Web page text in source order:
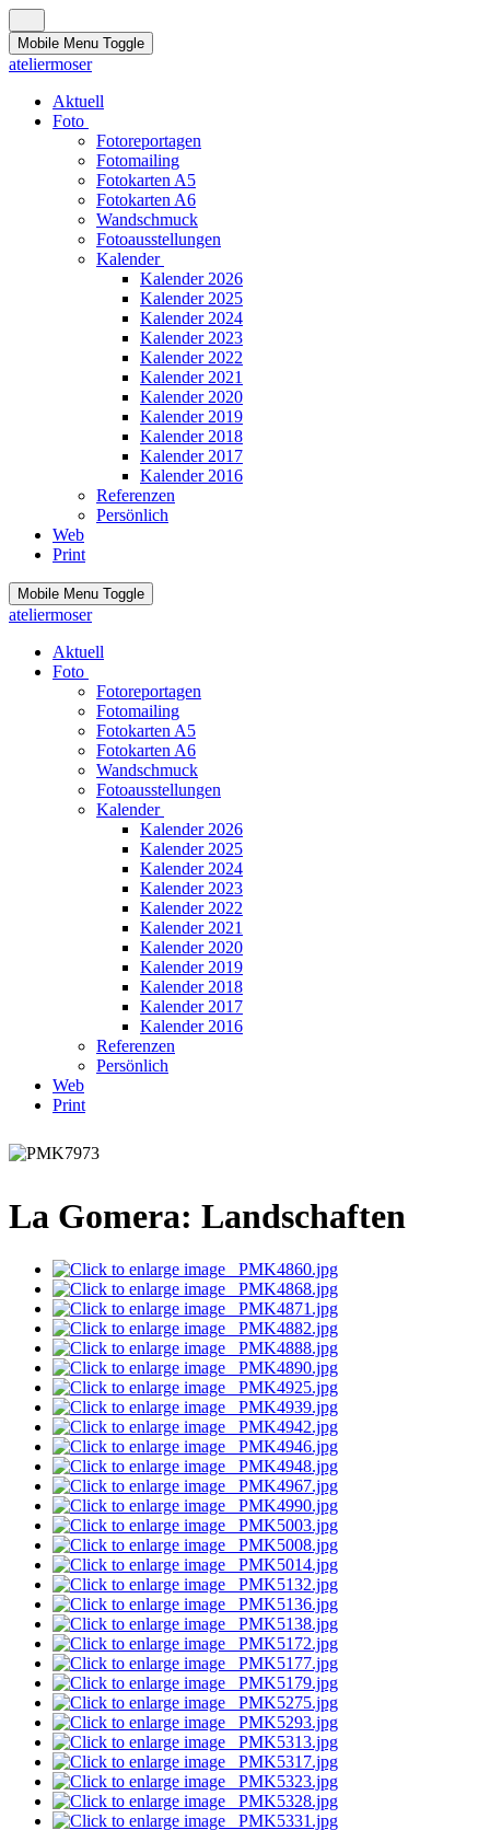
Mobile Menu Toggle
ateliermoser
Aktuell
Foto
Fotoreportagen
Fotomailing
Fotokarten A5
Fotokarten A6
Wandschmuck
Fotoausstellungen
Kalender
Kalender 2026
Kalender 2025
Kalender 2024
Kalender 2023
Kalender 2022
Kalender 2021
Kalender 2020
Kalender 2019
Kalender 2018
Kalender 2017
Kalender 2016
Referenzen
Persönlich
Web
Print
Mobile Menu Toggle
ateliermoser
Aktuell
Foto
Fotoreportagen
Fotomailing
Fotokarten A5
Fotokarten A6
Wandschmuck
Fotoausstellungen
Kalender
Kalender 2026
Kalender 2025
Kalender 2024
Kalender 2023
Kalender 2022
Kalender 2021
Kalender 2020
Kalender 2019
Kalender 2018
Kalender 2017
Kalender 2016
Referenzen
Persönlich
Web
Print
La Gomera: Landschaften